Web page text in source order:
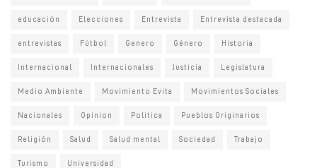
educación Elecciones Entrevista Entrevista destacada
entrevistas Fútbol Genero Género Historia
Internacional Internacionales Justicia Legislatura
Medio Ambiente Movimiento Evita Movimientos Sociales
Nacionales Opinion Politica Pueblos Originarios
Religión Salud Salud mental Sociedad Trabajo
Turismo Universidad